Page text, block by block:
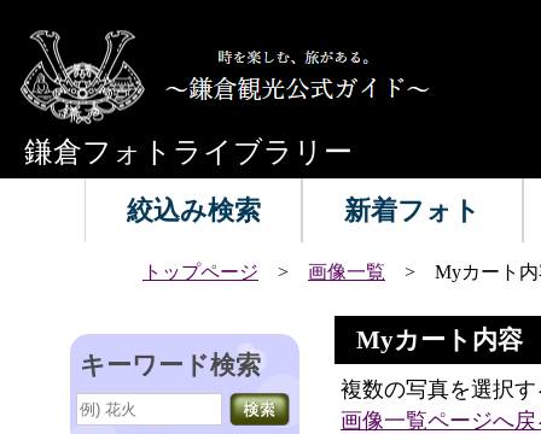
鎌倉フォトライブラリー
絞込み検索 新着フォト
トップページ > 画像一覧 > Myカート内
キーワード検索
Myカート内容
複数の写真を選択
画像一覧ページへ戻